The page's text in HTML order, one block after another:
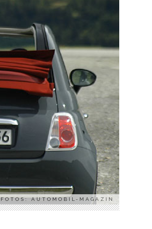
FOTOS: AUTOMOBIL-MAGAZIN